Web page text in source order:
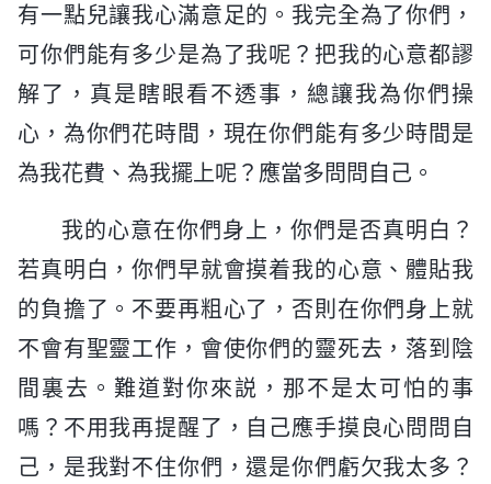
有一點兒讓我心滿意足的。我完全為了你們，
可你們能有多少是為了我呢？把我的心意都謬
解了，真是瞎眼看不透事，總讓我為你們操
心，為你們花時間，現在你們能有多少時間是
為我花費、為我擺上呢？應當多問問自己。
我的心意在你們身上，你們是否真明白？
若真明白，你們早就會摸着我的心意、體貼我
的負擔了。不要再粗心了，否則在你們身上就
不會有聖靈工作，會使你們的靈死去，落到陰
間裏去。難道對你來説，那不是太可怕的事
嗎？不用我再提醒了，自己應手摸良心問問自
己，是我對不住你們，還是你們虧欠我太多？